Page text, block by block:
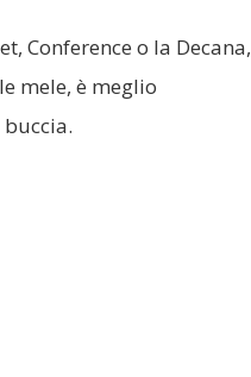
Conference o la Decana,
mele, è meglio